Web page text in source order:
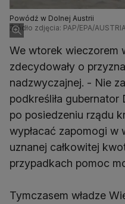
Powódź w Dolnej Austrii
Źródło zdjęcia: PAP/EPA/
We wtorek wieczorem
zdecydowały o
nadzwyczajnej. - Nie
podkreśliła
po posiedzeniu rządu
wypłacać zapomogi
uznanej całkowitej
przypadkach pomoc
Tymczasem władze